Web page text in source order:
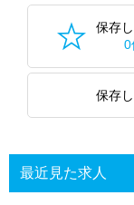
保存
0
保存
最近見た求人